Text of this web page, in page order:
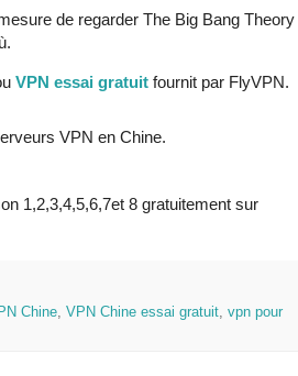
de regarder The Big Bang Theory
VPN essai gratuit fournit par FlyVPN.
VPN en Chine.
1,2,3,4,5,6,7et 8 gratuitement sur
Chine, VPN Chine essai gratuit, vpn pour